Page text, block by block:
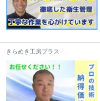
きらめき工房プラス